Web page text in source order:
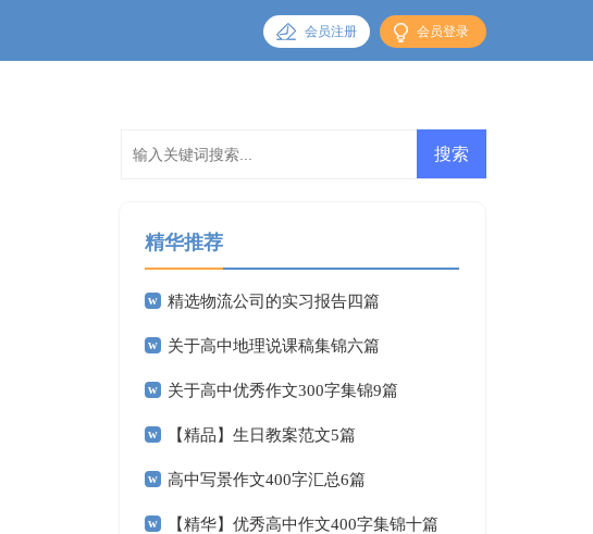
会员登录
会员注册
精华推荐
精选物流公司的实习报告四篇
关于高中地理说课稿集锦六篇
关于高中优秀作文300字集锦9篇
【精品】生日教案范文5篇
高中写景作文400字汇总6篇
【精华】优秀高中作文400字集锦十篇